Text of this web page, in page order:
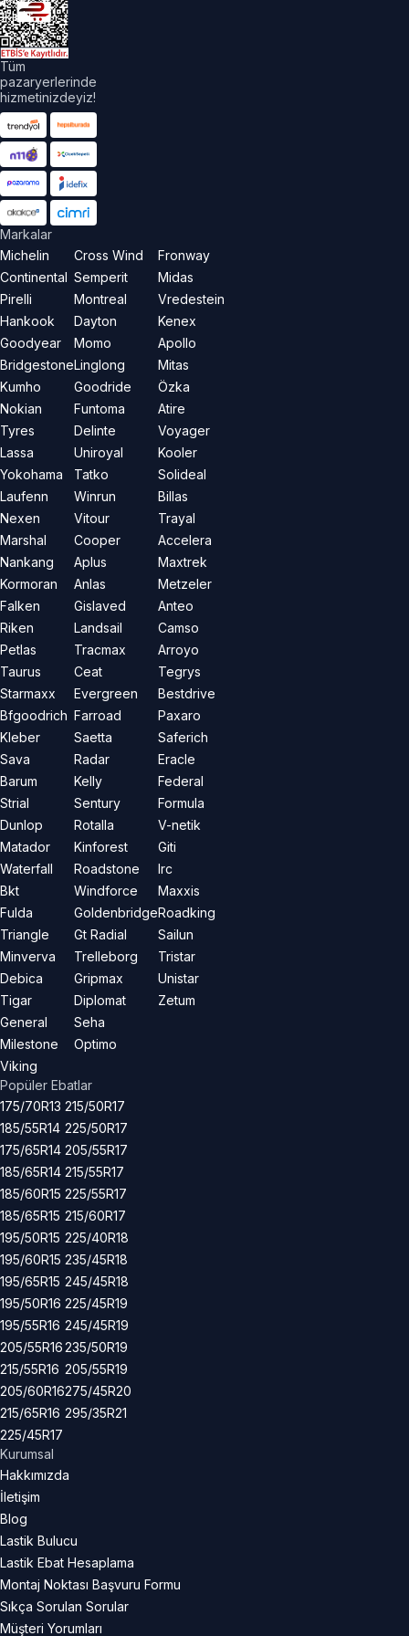
Tüm
pazaryerlerinde
hizmetinizdeyiz!
Markalar
Michelin
Continental
Pirelli
Hankook
Goodyear
Bridgestone
Kumho
Nokian
Tyres
Lassa
Yokohama
Laufenn
Nexen
Marshal
Nankang
Kormoran
Falken
Riken
Petlas
Taurus
Starmaxx
Bfgoodrich
Kleber
Sava
Barum
Strial
Dunlop
Matador
Waterfall
Bkt
Fulda
Triangle
Minverva
Debica
Tigar
General
Milestone
Viking
Cross Wind
Semperit
Montreal
Dayton
Momo
Linglong
Goodride
Funtoma
Delinte
Uniroyal
Tatko
Winrun
Vitour
Cooper
Aplus
Anlas
Gislaved
Landsail
Tracmax
Ceat
Evergreen
Farroad
Saetta
Radar
Kelly
Sentury
Rotalla
Kinforest
Roadstone
Windforce
Goldenbridge
Gt Radial
Trelleborg
Gripmax
Diplomat
Seha
Optimo
Fronway
Midas
Vredestein
Kenex
Apollo
Mitas
Özka
Atire
Voyager
Kooler
Solideal
Billas
Trayal
Accelera
Maxtrek
Metzeler
Anteo
Camso
Arroyo
Tegrys
Bestdrive
Paxaro
Saferich
Eracle
Federal
Formula
V-netik
Giti
Irc
Maxxis
Roadking
Sailun
Tristar
Unistar
Zetum
Popüler Ebatlar
175/70R13
185/55R14
175/65R14
185/65R14
185/60R15
185/65R15
195/50R15
195/60R15
195/65R15
195/50R16
195/55R16
205/55R16
215/55R16
205/60R16
215/65R16
225/45R17
215/50R17
225/50R17
205/55R17
215/55R17
225/55R17
215/60R17
225/40R18
235/45R18
245/45R18
225/45R19
245/45R19
235/50R19
205/55R19
275/45R20
295/35R21
Kurumsal
Hakkımızda
İletişim
Blog
Lastik Bulucu
Lastik Ebat Hesaplama
Montaj Noktası Başvuru Formu
Sıkça Sorulan Sorular
Müşteri Yorumları